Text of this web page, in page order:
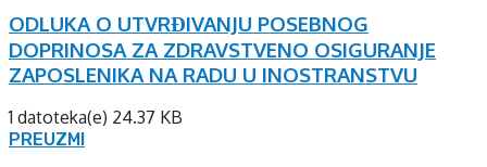
ODLUKA O UTVRĐIVANJU POSEBNOG
DOPRINOSA ZA ZDRAVSTVENO OSIGURANJE
ZAPOSLENIKA NA RADU U INOSTRANSTVU
1 datoteka(e) 24.37 KB
PREUZMI